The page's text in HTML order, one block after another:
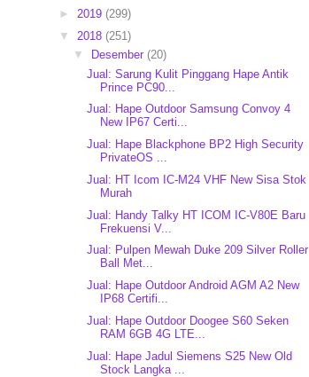
► 2019 (299)
▼ 2018 (251)
▼
Desember (20)
Jual: Sarung Kulit Pinggang Hape Antik
Prince PC90...
Jual: Hape Outdoor Samsung Convoy 4
New IP67 Certi...
Jual: Hape Blackphone BP2 High Security
PrivateOS ...
Jual: HT Icom IC-M24 VHF New Sisa Stok
Murah
Jual: Handy Talky HT ICOM IC-V80E Baru
Frekuensi V...
Jual: Pulpen Mewah Duke 209 Silver Roller
Ball Met...
Jual: Hape Outdoor Android AGM A2 New
IP68 Certifi...
Jual: Hape Outdoor Doogee S60 Seken
RAM 6GB 4G LTE...
Jual: Hape Jadul Siemens S25 New Old
Stock Langka ...